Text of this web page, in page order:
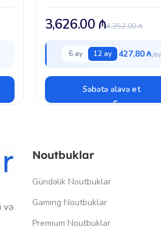
4,352.00₼
3,626.00 ₼
6 ay 12 ay 427,80 ₼
Səbətə əlavə et
və
Noutbuklar
Gündəlik Noutbuklar
Gaming Noutbuklar
Premium Noutbuklar